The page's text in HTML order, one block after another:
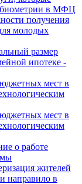
биометрии в МФЦ
получения
молодых
размер
ипотеке -
мест в
мест в
о работе
жителей
направило в